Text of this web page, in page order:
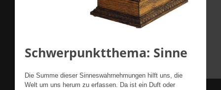
Schwerpunktthema: Sinne
Die Summe dieser Sinneswahrnehmungen hilft uns, die
Welt um uns herum zu erfassen. Da ist ein Duft oder